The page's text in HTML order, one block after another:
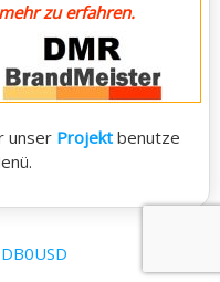
zu erfahren.
unser Projekt benutze
DB0USD